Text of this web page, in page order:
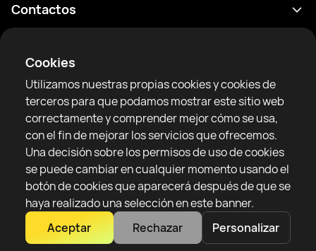
Cookies
Utilizamos nuestras propias cookies y cookies de
terceros para que podamos mostrar este sitio web
correctamente y comprender mejor cómo se usa,
con el fin de mejorar los servicios que ofrecemos.
Una decisión sobre los permisos de uso de cookies
se puede cambiar en cualquier momento usando el
botón de cookies que aparecerá después de que se
haya realizado una selección en este banner.
Aceptar
Rechazar Personalizar
RTF United service limited
6 Burrows court, Liverpool, Reino Unido
Clasificaciones
Noticias
Artículos
Sparring Finder
Política de privacidad
Condiciones de uso
Reglas de la comunidad
Contactos